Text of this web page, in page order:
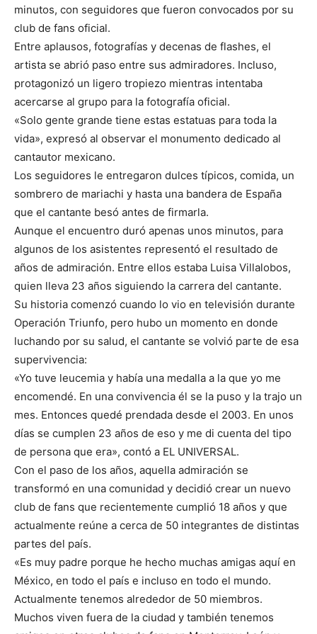
minutos, con seguidores que fueron convocados por su
club de fans oficial.
Entre aplausos, fotografías y decenas de flashes, el
artista se abrió paso entre sus admiradores. Incluso,
protagonizó un ligero tropiezo mientras intentaba
acercarse al grupo para la fotografía oficial.
«Solo gente grande tiene estas estatuas para toda la
vida», expresó al observar el monumento dedicado al
cantautor mexicano.
Los seguidores le entregaron dulces típicos, comida, un
sombrero de mariachi y hasta una bandera de España
que el cantante besó antes de firmarla.
Aunque el encuentro duró apenas unos minutos, para
algunos de los asistentes representó el resultado de
años de admiración. Entre ellos estaba Luisa Villalobos,
quien lleva 23 años siguiendo la carrera del cantante.
Su historia comenzó cuando lo vio en televisión durante
Operación Triunfo, pero hubo un momento en donde
luchando por su salud, el cantante se volvió parte de esa
supervivencia:
«Yo tuve leucemia y había una medalla a la que yo me
encomendé. En una convivencia él se la puso y la trajo un
mes. Entonces quedé prendada desde el 2003. En unos
días se cumplen 23 años de eso y me di cuenta del tipo
de persona que era», contó a EL UNIVERSAL.
Con el paso de los años, aquella admiración se
transformó en una comunidad y decidió crear un nuevo
club de fans que recientemente cumplió 18 años y que
actualmente reúne a cerca de 50 integrantes de distintas
partes del país.
«Es muy padre porque he hecho muchas amigas aquí en
México, en todo el país e incluso en todo el mundo.
Actualmente tenemos alrededor de 50 miembros.
Muchos viven fuera de la ciudad y también tenemos